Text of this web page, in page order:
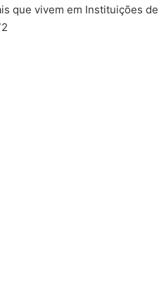
que vivem em Instituições